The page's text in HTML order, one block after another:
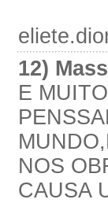
12)
E
NOS
CAUSA